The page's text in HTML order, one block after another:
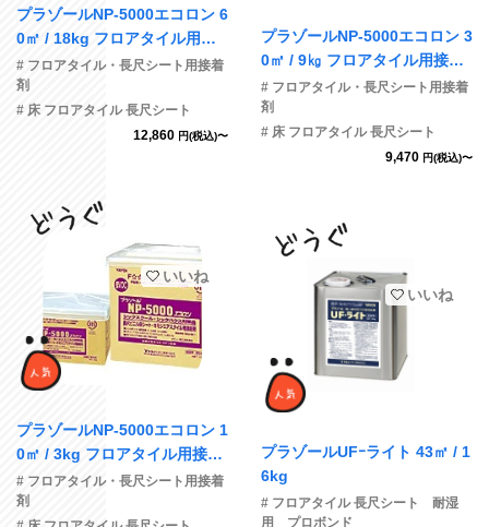
プラゾールNP-5000エコロン 6
0㎡ / 18kg フロアタイル用接
着剤
# フロアタイル・長尺シート用接着
剤
# 床 フロアタイル 長尺シート
12,860 円(税込)〜
プラゾールNP-5000エコロン 3
0㎡ / 9㎏ フロアタイル用接着
剤
# フロアタイル・長尺シート用接着
剤
# 床 フロアタイル 長尺シート
9,470 円(税込)〜
いいね
プラゾールNP-5000エコロン 1
0㎡ / 3kg フロアタイル用接着
剤
# フロアタイル・長尺シート用接着
剤
いいね
プラゾールUFｰライト 43㎡ / 1
6kg
# フロアタイル 長尺シート 耐湿
用 プロボンド